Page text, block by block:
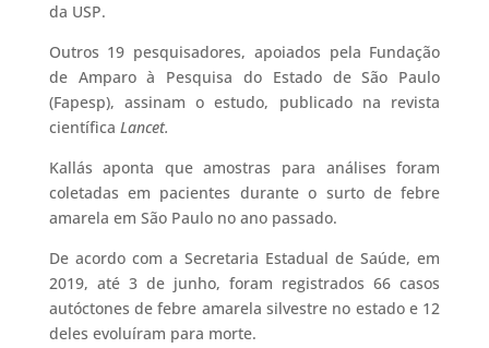
da USP.
Outros 19 pesquisadores, apoiados pela Fundação
de Amparo à Pesquisa do Estado de São Paulo
(Fapesp), assinam o estudo, publicado na revista
científica Lancet.
Kallás aponta que amostras para análises foram
coletadas em pacientes durante o surto de febre
amarela em São Paulo no ano passado.
De acordo com a Secretaria Estadual de Saúde, em
2019, até 3 de junho, foram registrados 66 casos
autóctones de febre amarela silvestre no estado e 12
deles evoluíram para morte.